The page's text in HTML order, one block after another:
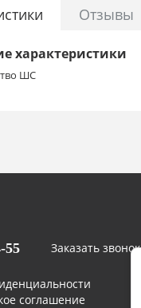
Отзывы
характеристики
ШС
55 Заказать звонок
соглашение